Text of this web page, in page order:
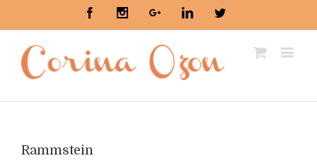
FacebookInstagramGoogle+LinkedinTwitter
Rammstein